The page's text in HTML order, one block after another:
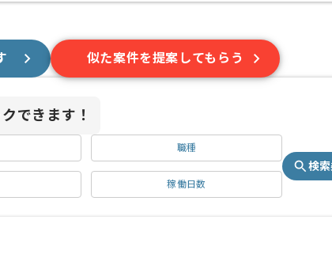
似た案件を提案してもらう
できます！
職種
稼働日数
検